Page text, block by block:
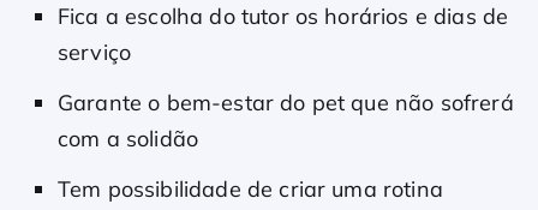
Fica a escolha do tutor os horários e dias de
serviço
Garante o bem-estar do pet que não sofrerá
com a solidão
Tem possibilidade de criar uma rotina